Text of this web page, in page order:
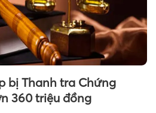
bị Thanh tra Chứng
360 triệu đồng